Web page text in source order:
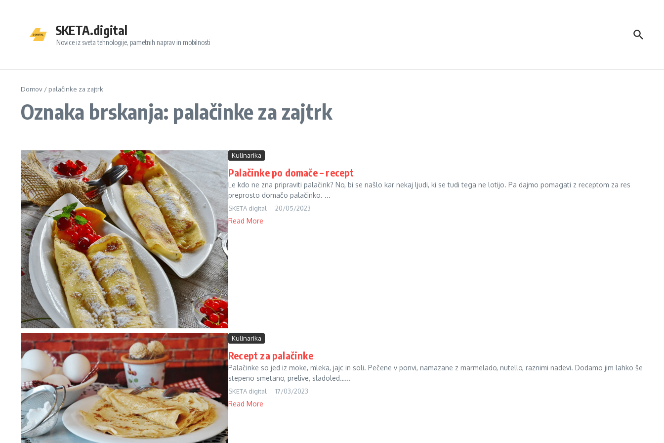
SKETA.digital
Novice iz sveta tehnologije, pametnih naprav in mobilnosti
Domov / palačinke za zajtrk
Oznaka brskanja: palačinke za zajtrk
Kulinarika
Palačinke po domače – recept
Le kdo ne zna pripraviti palačink? No, bi se našlo kar nekaj ljudi, ki se tudi tega ne lotijo. Pa dajmo pomagati z receptom za res
preprosto domačo palačinko. ...
SKETA digital 20/05/2023
Read More
Kulinarika
Recept za palačinke
Palačinke so jed iz moke, mleka, jajc in soli. Pečene v ponvi, namazane z marmelado, nutello, raznimi nadevi. Dodamo jim lahko še
stepeno smetano, prelive, sladoled…...
SKETA digital 17/03/2023
Read More